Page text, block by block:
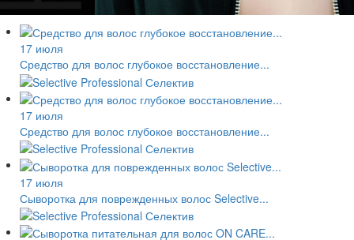
17 июля
Средство для волос глубокое восстановление...
17 июля
Средство для волос глубокое восстановление...
17 июля
Сыворотка для поврежденных волос Selective...